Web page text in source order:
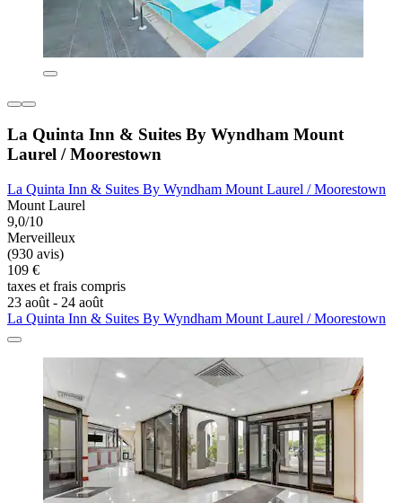
La Quinta Inn & Suites By Wyndham Mount
Laurel / Moorestown
La Quinta Inn & Suites By Wyndham Mount Laurel / Moorestown
Mount Laurel
9,0/10
Merveilleux
(930 avis)
109 €
taxes et frais compris
23 août - 24 août
La Quinta Inn & Suites By Wyndham Mount Laurel / Moorestown